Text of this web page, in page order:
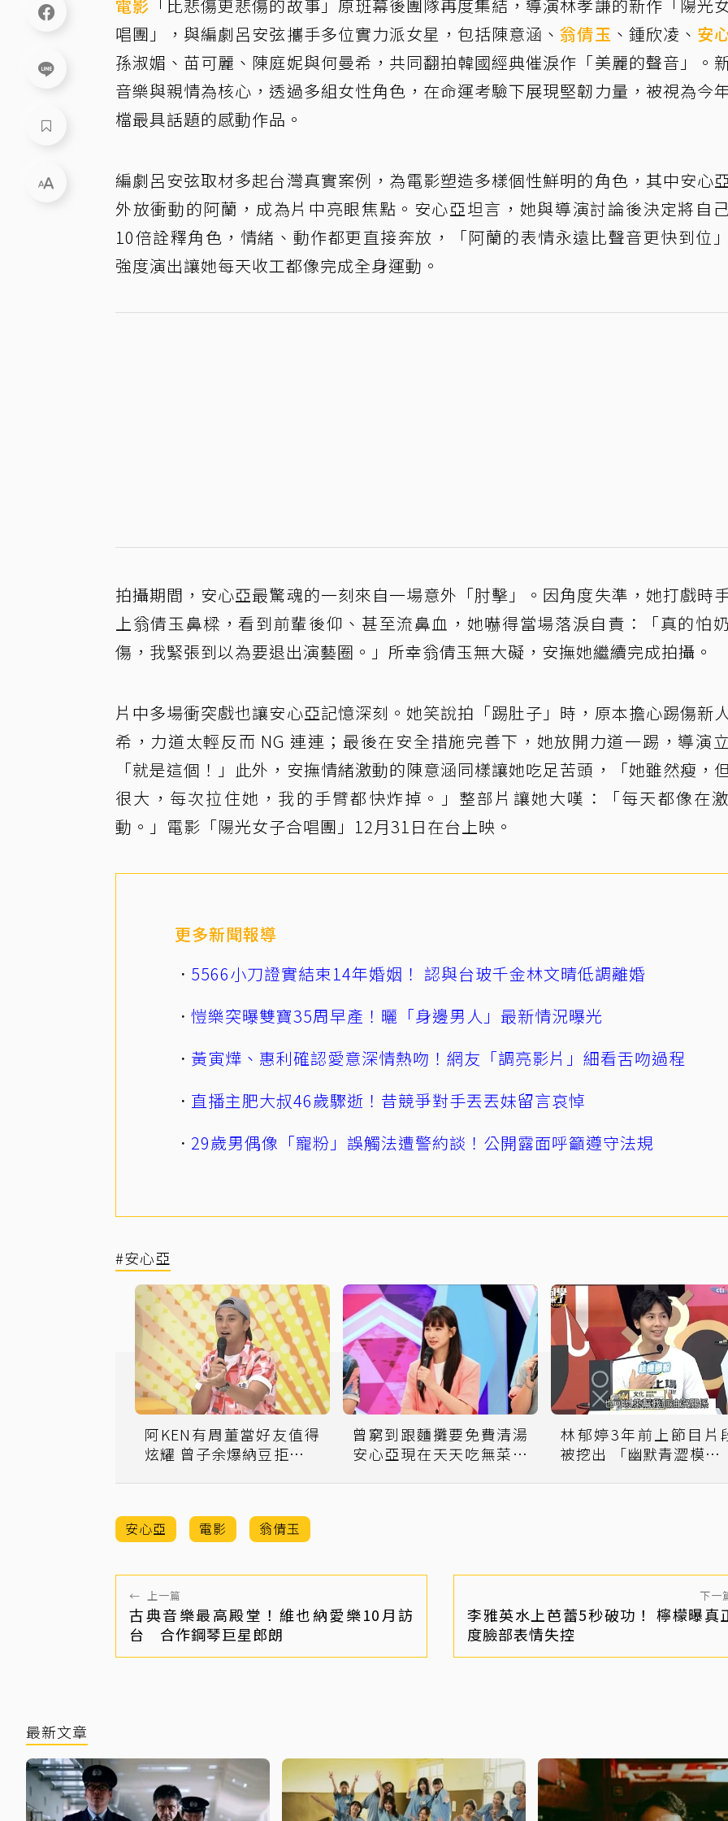
電影 「比悲傷更悲傷的故事」原班幕後團隊再度集結，導演林孝謙的新作「陽光
唱團」，與編劇呂安弦攜手多位實力派女星，包括陳意涵、翁倩玉 、鍾欣凌、 安
孫淑媚、苗可麗、陳庭妮與何曼希，共同翻拍韓國經典催淚作「美麗的聲音」。
音樂與親情為核心，透過多組女性角色，在命運考驗下展現堅韌力量，被視為今
檔最具話題的感動作品。
編劇呂安弦取材多起台灣真實案例，為電影塑造多樣個性鮮明的角色，其中安心
外放衝動的阿蘭，成為片中亮眼焦點。安心亞坦言，她與導演討論後決定將自
10倍詮釋角色，情緒、動作都更直接奔放，「阿蘭的表情永遠比聲音更快到位
強度演出讓她每天收工都像完成全身運動。
拍攝期間，安心亞最驚魂的一刻來自一場意外「肘擊」。因角度失準，她打戲時
上翁倩玉鼻樑，看到前輩後仰、甚至流鼻血，她嚇得當場落淚自責：「真的怕
傷，我緊張到以為要退出演藝圈。」所幸翁倩玉無大礙，安撫她繼續完成拍攝。
片中多場衝突戲也讓安心亞記憶深刻。她笑說拍「踢肚子」時，原本擔心踢傷新
希，力道太輕反而 NG 連連；最後在安全措施完善下，她放開力道一踢，導演
「就是這個！」此外，安撫情緒激動的陳意涵同樣讓她吃足苦頭，「她雖然瘦，
很大，每次拉住她，我的手臂都快炸掉。」整部片讓她大嘆：「每天都像在
動。」電影「陽光女子合唱團」12月31日在台上映。
更多新聞報導
5566小刀證實結束14年婚姻！ 認與台玻千金林文晴低調離婚
愷樂突曝雙寶35周早產！曬「身邊男人」最新情況曝光
黃寅燁、惠利確認愛意深情熱吻！網友「調亮影片」細看舌吻過程
直播主肥大叔46歲驟逝！昔競爭對手丟丟妹留言哀悼
29歲男偶像「寵粉」誤觸法遭警約談！公開露面呼籲遵守法規
#安心亞
阿KEN有周董當好友值得
炫耀 曾子余爆納豆拒他進
曾窮到跟麵攤要免費清湯
安心亞現在天天吃無菜單
林郁婷3年前上節目片
被挖出 「幽默青澀模樣」
安心亞 電影 翁倩玉
← 上一篇
古典音樂最高殿堂！維也納愛樂10月訪
台 合作鋼琴巨星郎朗
下一
李雅英水上芭蕾5秒破功！ 檸檬曝真
度臉部表情失控
最新文章